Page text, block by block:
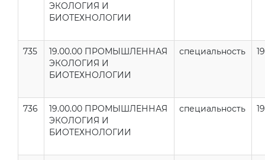
ЭКОЛОГИЯ И
БИОТЕХНОЛОГИИ
735
19.00.00 ПРОМЫШЛЕННАЯ
ЭКОЛОГИЯ И
БИОТЕХНОЛОГИИ
специальность
736
19.00.00 ПРОМЫШЛЕННАЯ
ЭКОЛОГИЯ И
БИОТЕХНОЛОГИИ
специальность